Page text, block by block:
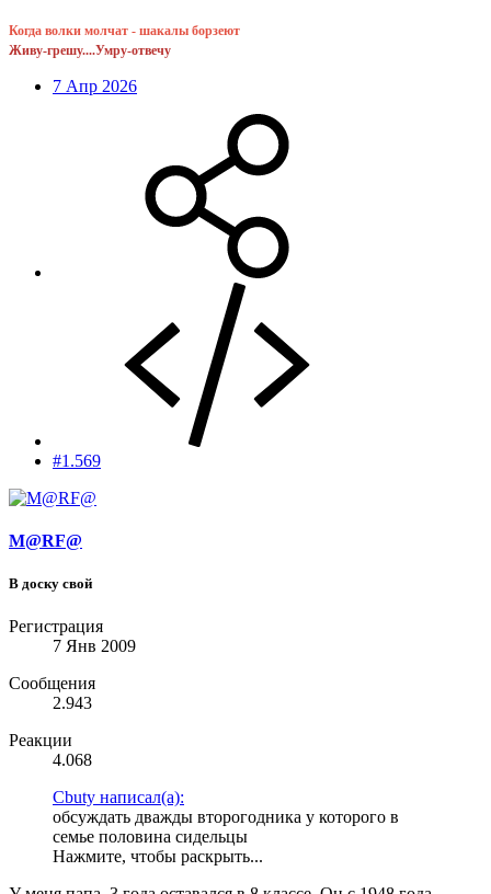
Когда волки молчат - шакалы борзеют
Живу-грешу....Умру-отвечу
7 Апр 2026
#1.569
M@RF@
В доску свой
Регистрация
7 Янв 2009
Сообщения
2.943
Реакции
4.068
Cbuty написал(а):
обсуждать дважды второгодника у которого в
семье половина сидельцы
Нажмите, чтобы раскрыть...